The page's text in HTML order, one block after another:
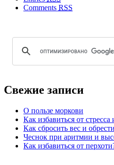
Comments RSS
Свежие записи
О пользе моркови
Как избавиться от стресса
Как сбросить вес и
Чеснок при аритмии и
Как избавиться от